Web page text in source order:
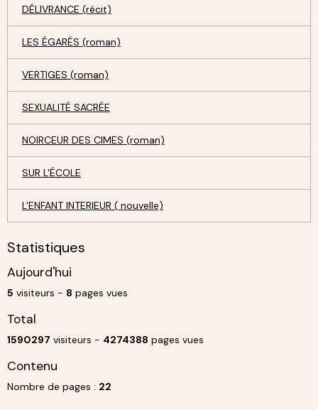
DÉLIVRANCE (récit)
LES ÉGARÉS (roman)
VERTIGES (roman)
SEXUALITÉ SACRÉE
NOIRCEUR DES CIMES (roman)
SUR L'ÉCOLE
L'ENFANT INTERIEUR ( nouvelle)
Statistiques
Aujourd'hui
5 visiteurs - 8 pages vues
Total
1590297 visiteurs - 4274388 pages vues
Contenu
Nombre de pages : 22